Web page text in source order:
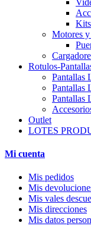
Motores y
Rotulos-
Pantallas
Pantallas
Pantallas
Outlet
LOTES
Mi cuenta
Mis pedidos
Mis
Mis vales
Mis direcciones
Mis datos